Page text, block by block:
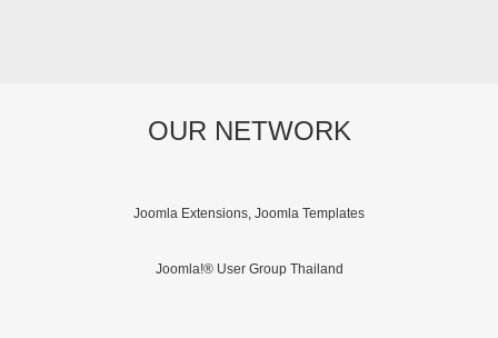
OUR NETWORK
Joomla Extensions, Joomla Templates
Joomla!® User Group Thailand